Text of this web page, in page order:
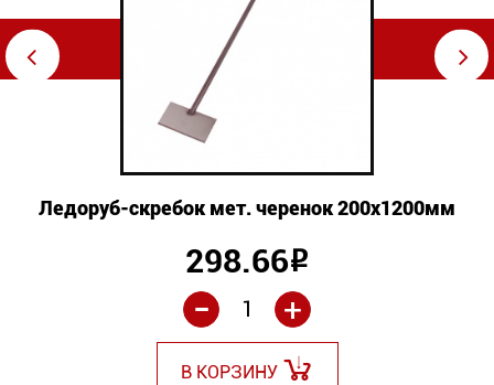
⇦
Ледоруб-скребок мет. черенок 200х1200мм
298.66Р
+
-
В КОРЗИНУ
⇨